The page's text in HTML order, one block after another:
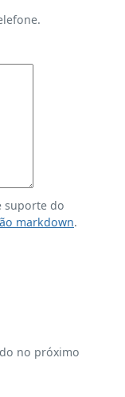
suporte do
markdown.
no próximo